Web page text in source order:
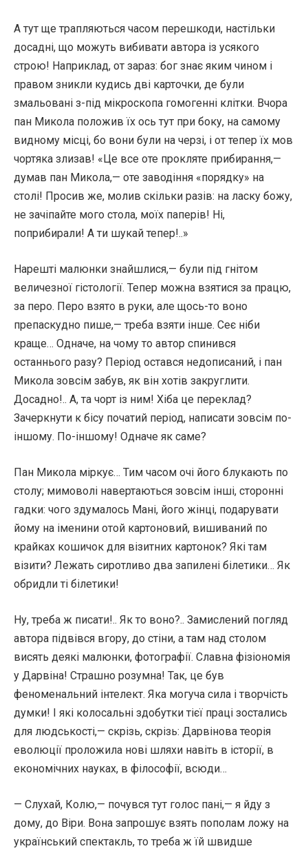
А тут ще трапляються часом перешкоди, настільки
досадні, що можуть вибивати автора із усякого
строю! Наприклад, от зараз: бог знає яким чином і
правом зникли кудись дві карточки, де були
змальовані з-під мікроскопа гомогенні клітки. Вчора
пан Микола положив їх ось тут при боку, на самому
видному місці, бо вони були на черзі, і от тепер їх мов
чортяка злизав! «Це все оте прокляте прибирання,—
думав пан Микола,— оте заводіння «порядку» на
столі! Просив же, молив скільки разів: на ласку божу,
не зачіпайте мого стола, моїх паперів! Ні,
поприбирали! А ти шукай тепер!..»
Нарешті малюнки знайшлися,— були під гнітом
величезної гістології. Тепер можна взятися за працю,
за перо. Перо взято в руки, але щось-то воно
препаскудно пише,— треба взяти інше. Сеє ніби
краще… Одначе, на чому то автор спинився
останнього разу? Період остався недописаний, і пан
Микола зовсім забув, як він хотів закруглити.
Досадно!.. А, та чорт із ним! Хіба це переклад?
Зачеркнути к бісу початий період, написати зовсім по-
іншому. По-іншому! Одначе як саме?
Пан Микола міркує… Тим часом очі його блукають по
столу; мимоволі навертаються зовсім інші, сторонні
гадки: чого здумалось Мані, його жінці, подарувати
йому на іменини отой картоновий, вишиваний по
крайках кошичок для візитних картонок? Які там
візити? Лежать сиротливо два запилені білетики… Як
обридли ті білетики!
Ну, треба ж писати!.. Як то воно?.. Замислений погляд
автора підвівся вгору, до стіни, а там над столом
висять деякі малюнки, фотографії. Славна фізіономія
у Дарвіна! Страшно розумна! Так, це був
феноменальний інтелект. Яка могуча сила і творчість
думки! І які колосальні здобутки тієї праці зостались
для людськості,— скрізь, скрізь: Дарвінова теорія
еволюції проложила нові шляхи навіть в історії, в
економічних науках, в філософії, всюди…
— Слухай, Колю,— почувся тут голос пані,— я йду з
дому, до Віри. Вона запрошує взять пополам ложу на
український спектакль, то треба ж їй швидше